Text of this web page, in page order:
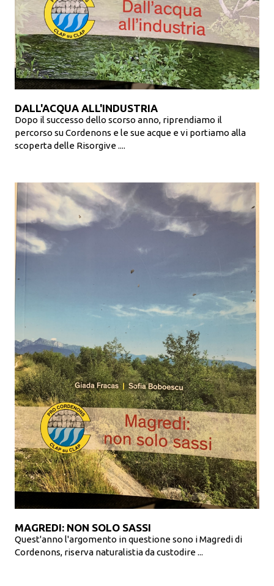
DALL'ACQUA ALL'INDUSTRIA
Dopo il successo dello scorso anno, riprendiamo il
percorso su Cordenons e le sue acque e vi portiamo alla
scoperta delle Risorgive ....
MAGREDI: NON SOLO SASSI
Quest'anno l'argomento in questione sono i Magredi di
Cordenons, riserva naturalistia da custodire ...